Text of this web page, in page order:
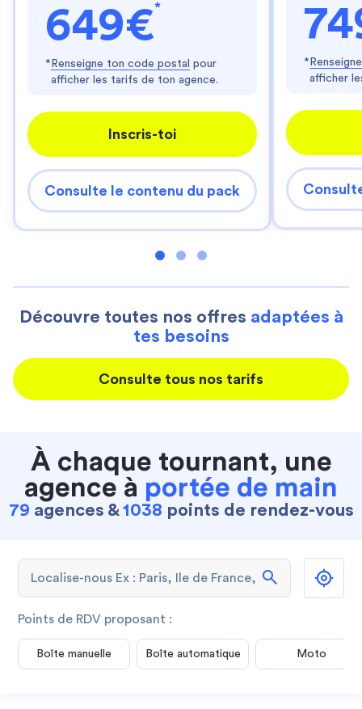
649€*
* Renseigne ton code postal pour
afficher les tarifs de ton agence.
Inscris-toi
Consulte le contenu du pack
*
afficher
Découvre toutes nos offres adaptées à
tes besoins
Consulte tous nos tarifs
À chaque tournant, une
agence à portée de main
79 agences &1038 points de rendez-vous
search
Points de RDV proposant :
Boîte manuelle Boîte automatique Moto